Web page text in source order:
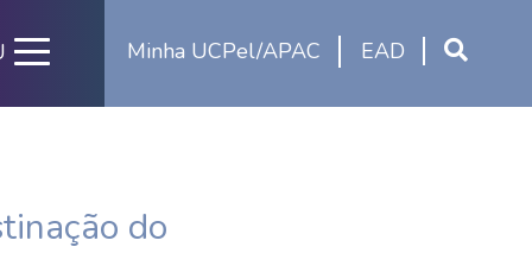
Minha UCPel/APAC EAD
do